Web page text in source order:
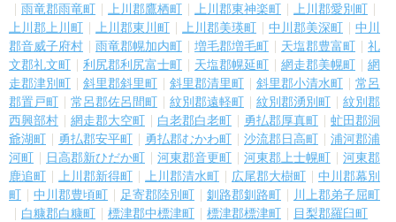
雨竜郡雨竜町
上川郡鷹栖町 上川郡東神楽町
上川郡愛別町
上川郡上川町
上川郡東川町 上川郡美瑛町 中川郡美深町
中川
郡音威子府村
雨竜郡幌加内町 増毛郡増毛町 天塩郡豊富町
礼
文郡礼文町
利尻郡利尻富士町 天塩郡幌延町 網走郡美幌町
網
走郡津別町
斜里郡斜里町 斜里郡清里町 斜里郡小清水町
常呂
郡置戸町
常呂郡佐呂間町 紋別郡遠軽町 紋別郡湧別町
紋別郡
西興部村
網走郡大空町 白老郡白老町 勇払郡厚真町
虻田郡洞
爺湖町
勇払郡安平町 勇払郡むかわ町 沙流郡日高町
浦河郡浦
河町
日高郡新ひだか町 河東郡音更町 河東郡上士幌町
河東郡
鹿追町
上川郡新得町 上川郡清水町 広尾郡大樹町
中川郡幕別
町
中川郡豊頃町 足寄郡陸別町 釧路郡釧路町
川上郡弟子屈町
白糠郡白糠町
標津郡中標津町 標津郡標津町 目梨郡羅臼町